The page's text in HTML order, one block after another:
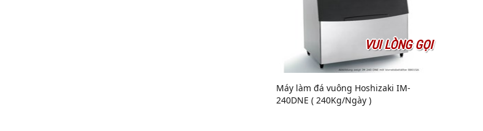
VUI LÒNG GỌI
Máy làm đá vuông Hoshizaki IM-
240DNE ( 240Kg/Ngày )